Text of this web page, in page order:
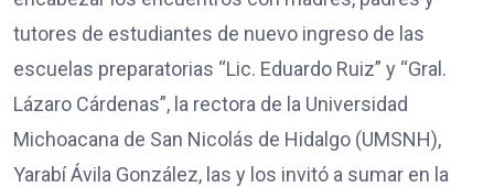
tutores de estudiantes de nuevo ingreso de las
escuelas preparatorias “Lic. Eduardo Ruiz” y “Gral.
Lázaro Cárdenas”, la rectora de la Universidad
Michoacana de San Nicolás de Hidalgo (UMSNH),
Yarabí Ávila González, las y los invitó a sumar en la